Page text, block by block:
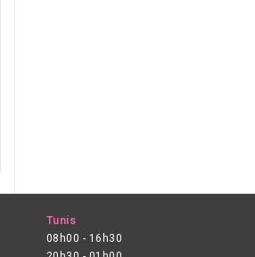
Tunis
08h00 - 16h30